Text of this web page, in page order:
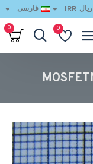
ریال IRR فارسی
0
0